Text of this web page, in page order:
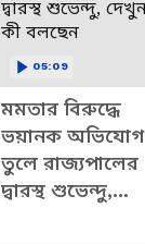
মমতার বিরুদ্ধে
ভয়ানক অভিযোগ
তুলে রাজ্যপালের
দ্বারস্থ শুভেন্দু,
05:09